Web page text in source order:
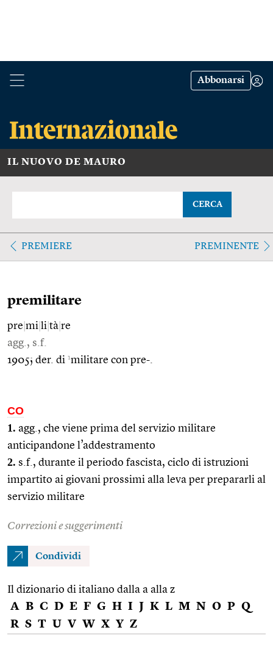
Abbonarsi
IL NUOVO DE MAURO
CERCA
PREMIERE PREMINENTE
premilitare
pre mi li tà re
agg., s.f.
1905; der. di 1militare con pre-.
CO
1. agg., che viene prima del servizio militare
anticipandone l’addestramento
2. s.f., durante il periodo fascista, ciclo di istruzioni
impartito ai giovani prossimi alla leva per prepararli al
servizio militare
Correzioni e suggerimenti
Condividi
Il dizionario di italiano dalla a alla z
A B C D E F G H I J K L M N O P Q
R S T U V W X Y Z